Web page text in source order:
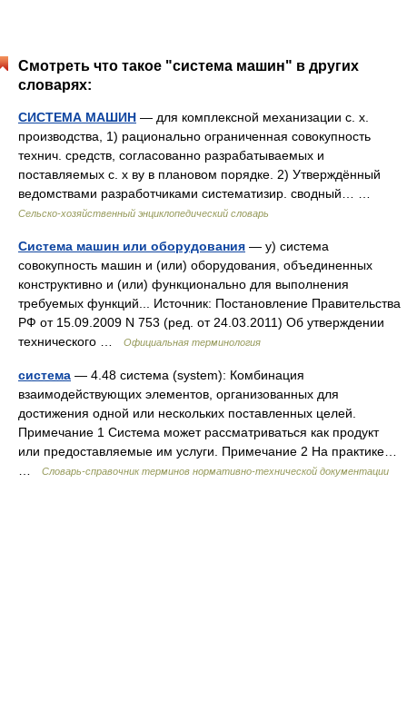
Смотреть что такое "система машин" в других
словарях:
СИСТЕМА МАШИН — для комплексной механизации с. х.
производства, 1) рационально ограниченная совокупность
технич. средств, согласованно разрабатываемых и
поставляемых с. х ву в плановом порядке. 2) Утверждённый
ведомствами разработчиками систематизир. сводный… …
Сельско-хозяйственный энциклопедический словарь
Система машин или оборудования — у) система
совокупность машин и (или) оборудования, объединенных
конструктивно и (или) функционально для выполнения
требуемых функций... Источник: Постановление Правительства
РФ от 15.09.2009 N 753 (ред. от 24.03.2011) Об утверждении
технического …
Официальная терминология
система — 4.48 система (system): Комбинация
взаимодействующих элементов, организованных для
достижения одной или нескольких поставленных целей.
Примечание 1 Система может рассматриваться как продукт
или предоставляемые им услуги. Примечание 2 На практике…
Словарь-справочник терминов нормативно-технической документации